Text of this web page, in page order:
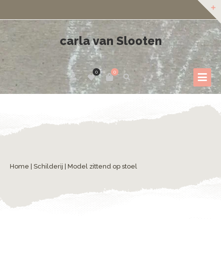
carla van Slooten
0
0
Home Schilderij | Model zittend op stoel